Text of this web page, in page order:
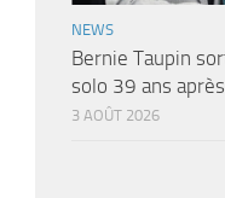
NEWS
Bernie Taupin
solo 39 ans
3 AOÛT 2026